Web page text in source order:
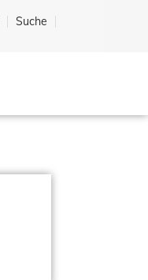
Suche